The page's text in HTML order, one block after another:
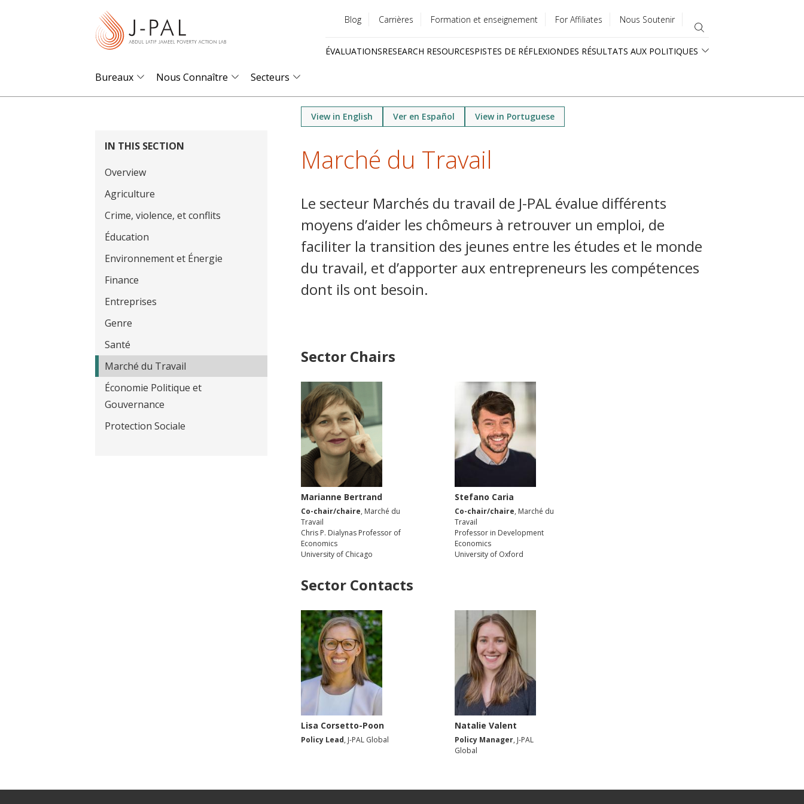
menu
Blog Carrières Formation et enseignement For Affiliates Nous Soutenir
ÉVALUATIONSRESEARCH RESOURCESPISTES DE RÉFLEXIONDES RÉSULTATS AUX POLITIQUES
Bureaux Nous Connaître Secteurs
IN THIS SECTION
Overview
Agriculture
Crime, violence, et conflits
Éducation
Environnement et Énergie
Finance
Entreprises
Genre
Santé
Marché du Travail
Économie Politique et
Gouvernance
Protection Sociale
View in English Ver en Español View in Portuguese
Marché du Travail
Le secteur Marchés du travail de J-PAL évalue différents
moyens d’aider les chômeurs à retrouver un emploi, de
faciliter la transition des jeunes entre les études et le monde
du travail, et d’apporter aux entrepreneurs les compétences
dont ils ont besoin.
Sector Chairs
Marianne Bertrand
Co-chair/chaire, Marché du
Travail
Chris P. Dialynas Professor of
Economics
University of Chicago
Stefano Caria
Co-chair/chaire, Marché du
Travail
Professor in Development
Economics
University of Oxford
Sector Contacts
Lisa Corsetto-Poon
Policy Lead, J-PAL Global
Natalie Valent
Policy Manager, J-PAL
Global